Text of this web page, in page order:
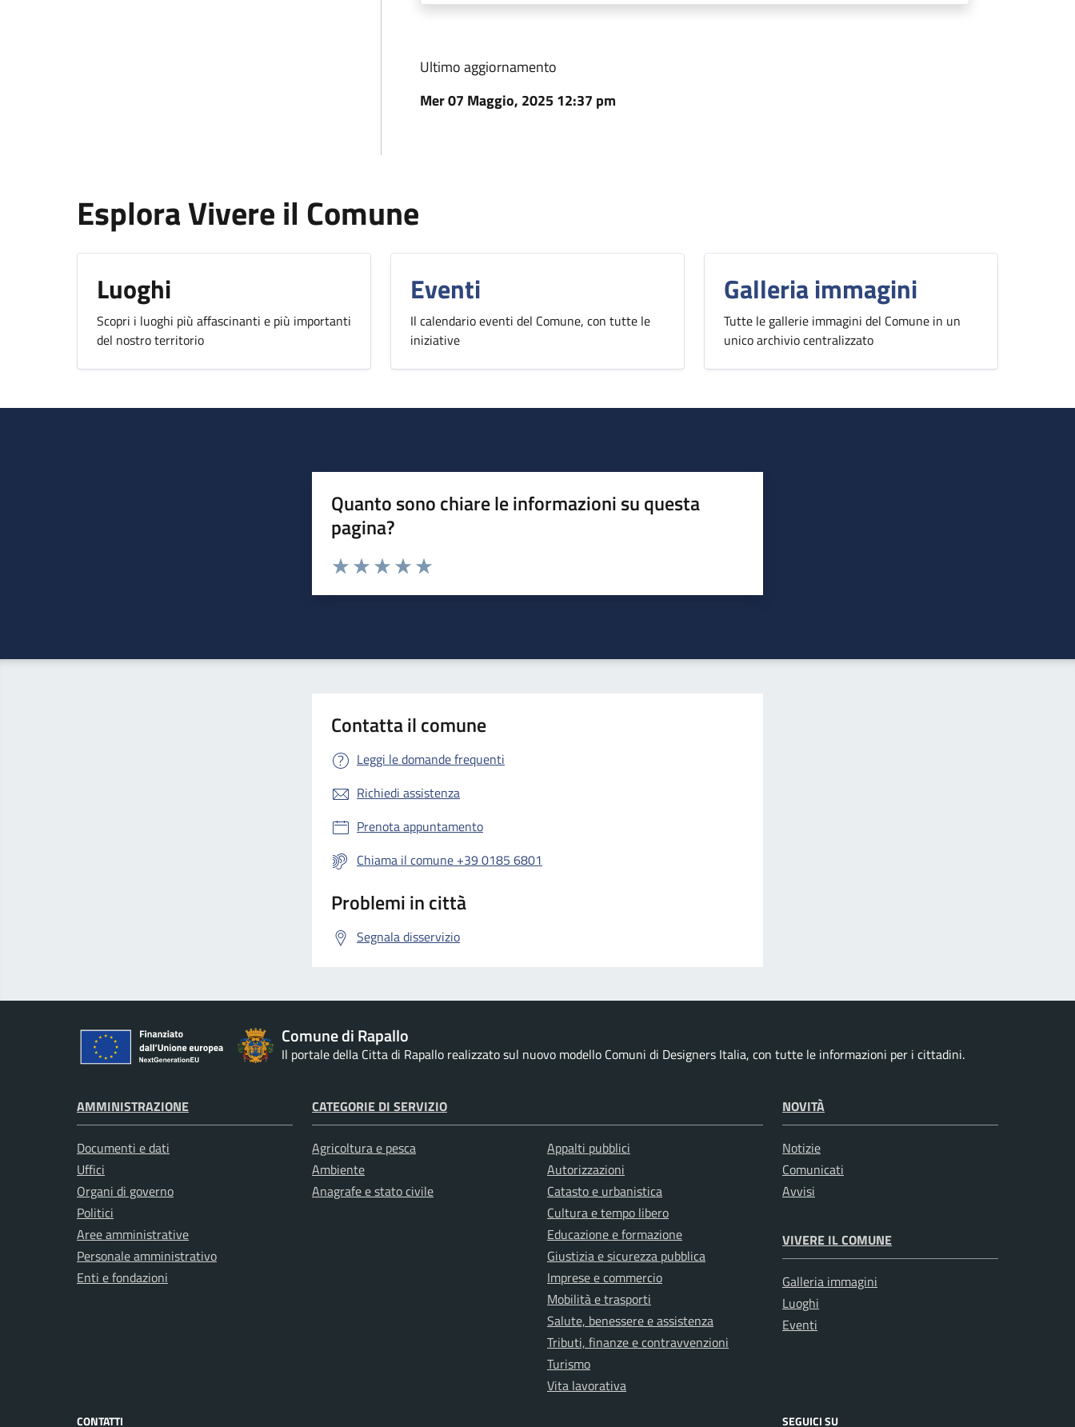
Ultimo aggiornamento
Mer 07 Maggio, 2025 12:37 pm
Esplora Vivere il Comune
Luoghi
Scopri i luoghi più affascinanti e più importanti
del nostro territorio
Eventi
Il calendario eventi del Comune, con tutte le
iniziative
Galleria immagini
Tutte le gallerie immagini del Comune in un
unico archivio centralizzato
Quanto sono chiare le informazioni su questa
pagina?
Valuta da 1 a 5 stelle la pagina
Contatta il comune
Leggi le domande frequenti
Richiedi assistenza
Prenota appuntamento
Chiama il comune +39 0185 6801
Problemi in città
Segnala disservizio
Comune di Rapallo
Il portale della Citta di Rapallo realizzato sul nuovo modello Comuni di Designers Italia, con tutte le informazioni per i cittadini.
AMMINISTRAZIONE
Documenti e dati
Uffici
Organi di governo
Politici
Aree amministrative
Personale amministrativo
Enti e fondazioni
CATEGORIE DI SERVIZIO
Agricoltura e pesca
Ambiente
Anagrafe e stato civile
Appalti pubblici
Autorizzazioni
Catasto e urbanistica
Cultura e tempo libero
Educazione e formazione
Giustizia e sicurezza pubblica
Imprese e commercio
Mobilità e trasporti
Salute, benessere e assistenza
Tributi, finanze e contravvenzioni
Turismo
Vita lavorativa
NOVITÀ
Notizie
Comunicati
Avvisi
VIVERE IL COMUNE
Galleria immagini
Luoghi
Eventi
CONTATTI SEGUICI SU